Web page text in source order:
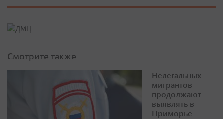
Смотрите также
Нелегальных
мигрантов
продолжают
выявлять в
Приморье